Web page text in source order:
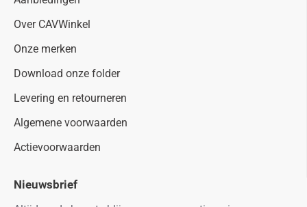
Over CAVWinkel
Onze merken
Download onze folder
Levering en retourneren
Algemene voorwaarden
Actievoorwaarden
Nieuwsbrief